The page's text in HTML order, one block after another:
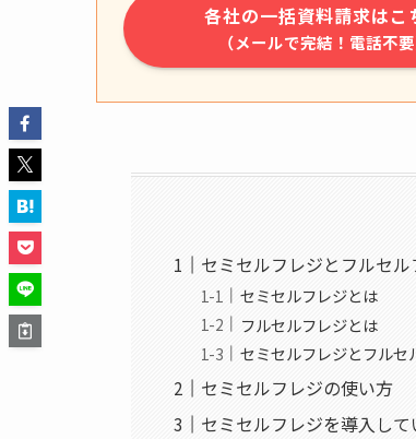
各社の一括資料請求はこ
（メールで完結！電話不要
セミセルフレジとフルセル
セミセルフレジとは
フルセルフレジとは
セミセルフレジとフルセ
セミセルフレジの使い方
セミセルフレジを導入し